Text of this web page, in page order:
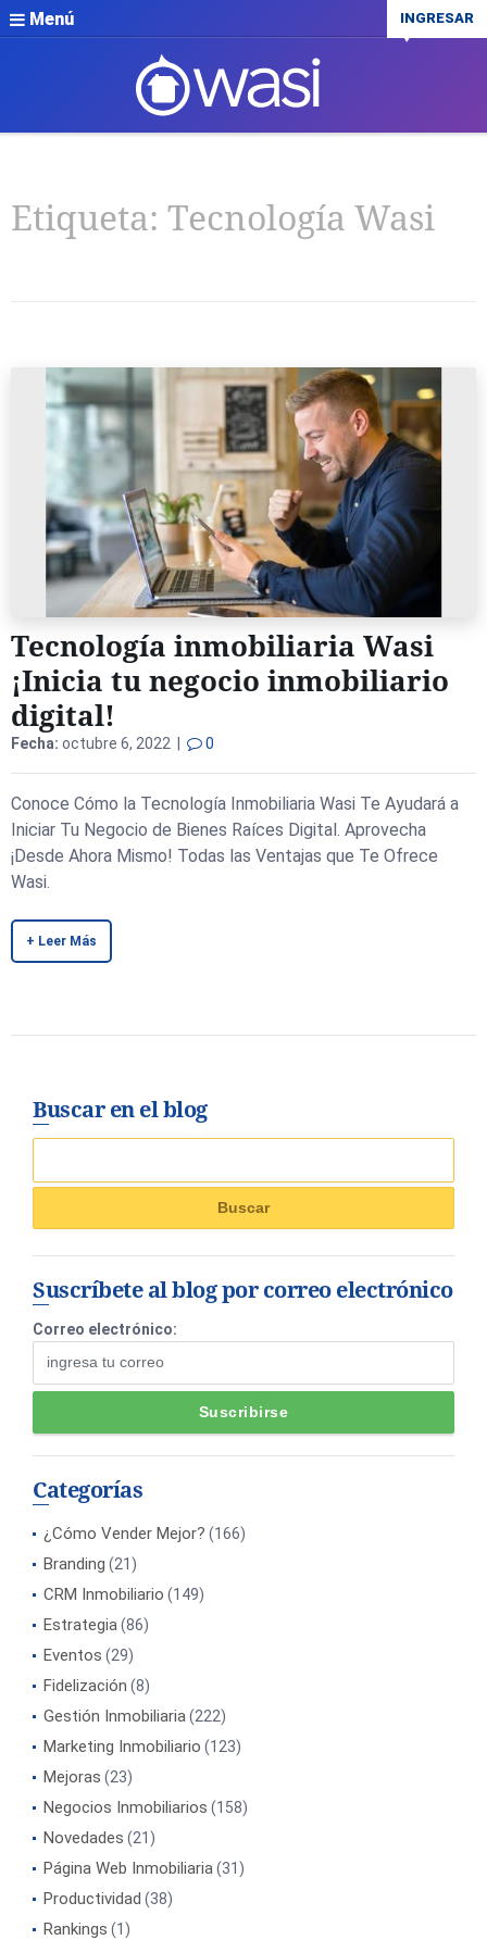
Menú INGRESAR
Etiqueta: Tecnología Wasi
Tecnología inmobiliaria Wasi
¡Inicia tu negocio inmobiliario
digital!
Fecha: octubre 6, 2022 | 0
Conoce Cómo la Tecnología Inmobiliaria Wasi Te Ayudará a
Iniciar Tu Negocio de Bienes Raíces Digital. Aprovecha
¡Desde Ahora Mismo! Todas las Ventajas que Te Ofrece
Wasi.
+ Leer Más
Buscar en el blog
Suscríbete al blog por correo electrónico
Correo electrónico:
Categorías
¿Cómo Vender Mejor? (166)
Branding (21)
CRM Inmobiliario (149)
Estrategia(86)
Eventos (29)
Fidelización (8)
Gestión Inmobiliaria(222)
Marketing Inmobiliario (123)
Mejoras (23)
Negocios Inmobiliarios (158)
Novedades (21)
Página Web Inmobiliaria(31)
Productividad (38)
Rankings (1)